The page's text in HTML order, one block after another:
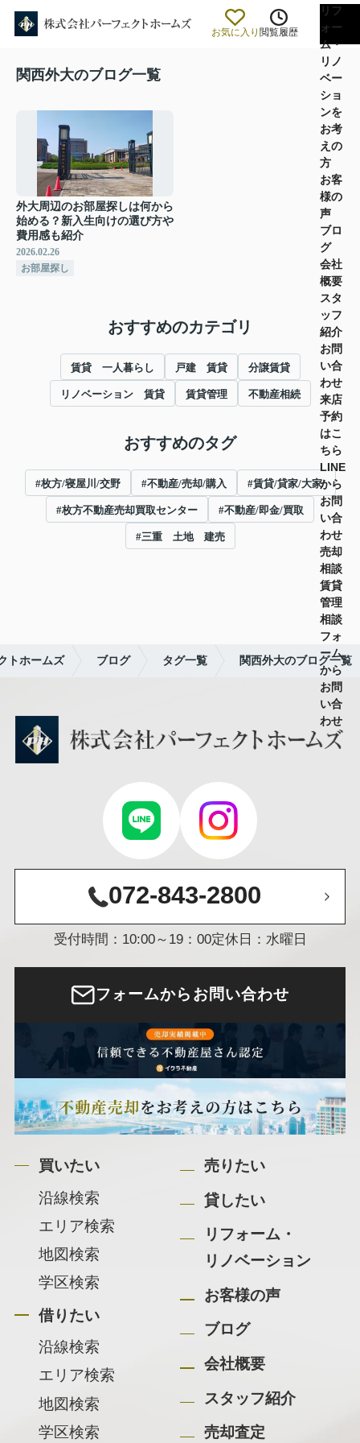
お気に入り 閲覧履歴
リフ
ォー
ム・
リノ
ベー
ショ
ンを
お考
えの
方
お客
様の
声
ブロ
グ
会社
概要
スタ
ッフ
紹介
お問
い合
わせ
来店
予約
はこ
ちら
LINE
から
お問
い合
わせ
売却
相談
賃貸
管理
相談
フォ
ーム
から
お問
い合
わせ
関西外大のブログ一覧
外大周辺のお部屋探しは何から
始める？新入生向けの選び方や
費用感も紹介
2026.02.26
お部屋探し
おすすめのカテゴリ
賃貸 一人暮らし 戸建 賃貸 分譲賃貸
リノベーション 賃貸 賃貸管理 不動産相続
おすすめのタグ
#枚方/寝屋川/交野 #不動産/売却/購入 #賃貸/貸家/大家/
#枚方不動産売却買取センター #不動産/即金/買取
#三重 土地 建売
トホームズ ブログ タグ一覧 関西外大のブログ一覧
072-843-2800
受付時間：10:00～19：00定休日：水曜日
フォームからお問い合わせ
買いたい
沿線検索
エリア検索
地図検索
学区検索
借りたい
沿線検索
エリア検索
地図検索
学区検索
売りたい
貸したい
リフォーム・
リノベーション
お客様の声
ブログ
会社概要
スタッフ紹介
売却査定